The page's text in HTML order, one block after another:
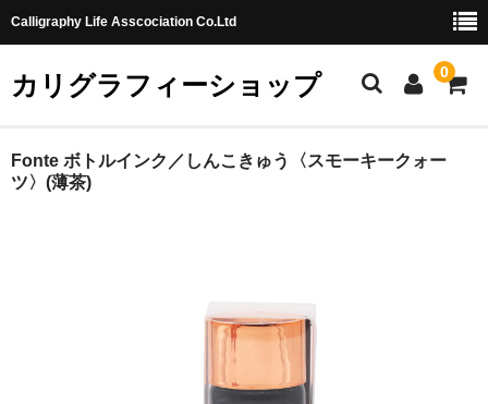
Calligraphy Life Asscociation Co.Ltd
カリグラフィーショップ 0
ホーム
Fonte ボトルインク／しんこきゅう〈スモーキークォー
ツ〉(薄茶)